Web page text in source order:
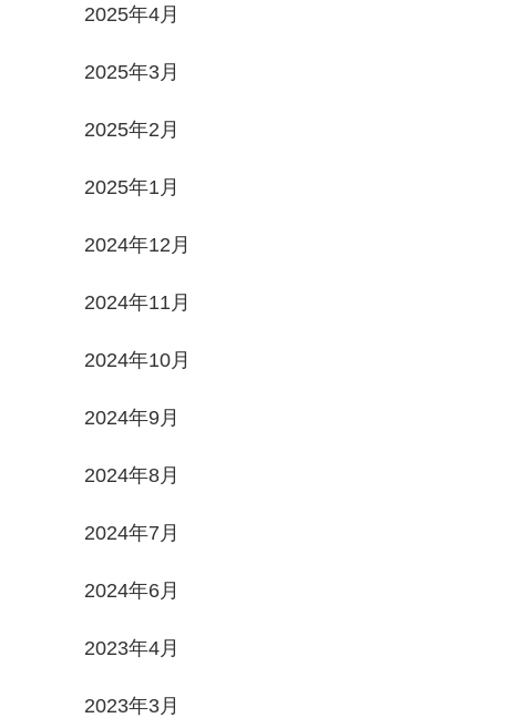
2025年4月
2025年3月
2025年2月
2025年1月
2024年12月
2024年11月
2024年10月
2024年9月
2024年8月
2024年7月
2024年6月
2023年4月
2023年3月